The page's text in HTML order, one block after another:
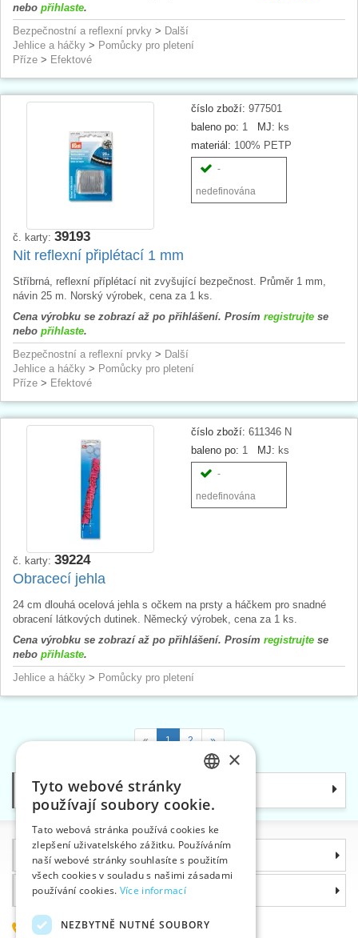
nebo přihlaste.
Bezpečnostní a reflexní prvky > Další
Jehlice a háčky > Pomůcky pro pletení
Příze > Efektové
číslo zboží: 977501
baleno po: 1 MJ: ks
materiál: 100% PETP
-
nedefinována
č. karty: 39193
Nit reflexní připlétací 1 mm
Stříbrná, reflexní příplétací nit zvyšující bezpečnost. Průměr 1 mm,
návin 25 m. Norský výrobek, cena za 1 ks.
Cena výrobku se zobrazí až po přihlášení. Prosím registrujte se
nebo přihlaste.
Bezpečnostní a reflexní prvky > Další
Jehlice a háčky > Pomůcky pro pletení
Příze > Efektové
číslo zboží: 611346 N
baleno po: 1 MJ: ks
-
nedefinována
č. karty: 39224
Obracecí jehla
24 cm dlouhá ocelová jehla s očkem na prsty a háčkem pro snadné
obracení látkových dutinek. Německý výrobek, cena za 1 ks.
Cena výrobku se zobrazí až po přihlášení. Prosím registrujte se
nebo přihlaste.
Jehlice a háčky > Pomůcky pro pletení
« 1 2 »
Kategorie
Informace
Proč si zvolit právě nás
585 051 217
ENGLISH
GERMAN
×
Tyto webové stránky
používají soubory cookie.
Tato webová stránka používá cookies ke
zlepšení uživatelského zážitku. Používáním
naší webové stránky souhlasíte s použitím
všech cookies v souladu s našimi zásadami
používání cookies. Více informací
NEZBYTNĚ NUTNÉ SOUBORY